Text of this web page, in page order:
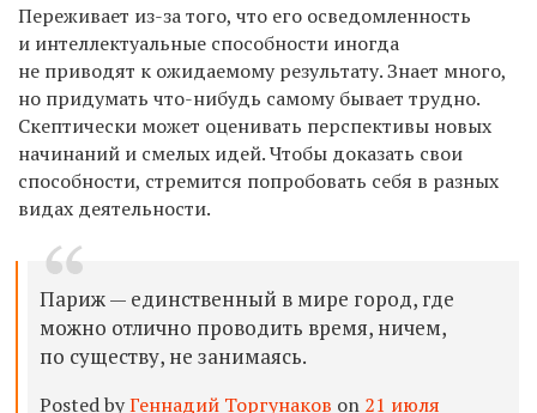
Переживает из-за того, что его осведомленность
и интеллектуальные способности иногда
не приводят к ожидаемому результату. Знает много,
но придумать что-нибудь самому бывает трудно.
Скептически может оценивать перспективы новых
начинаний и смелых идей. Чтобы доказать свои
способности, стремится попробовать себя в разных
видах деятельности.
Париж — единственный в мире город, где
можно отлично проводить время, ничем,
по существу, не занимаясь.
Posted byГеннадий Торгунаков on 21 июля